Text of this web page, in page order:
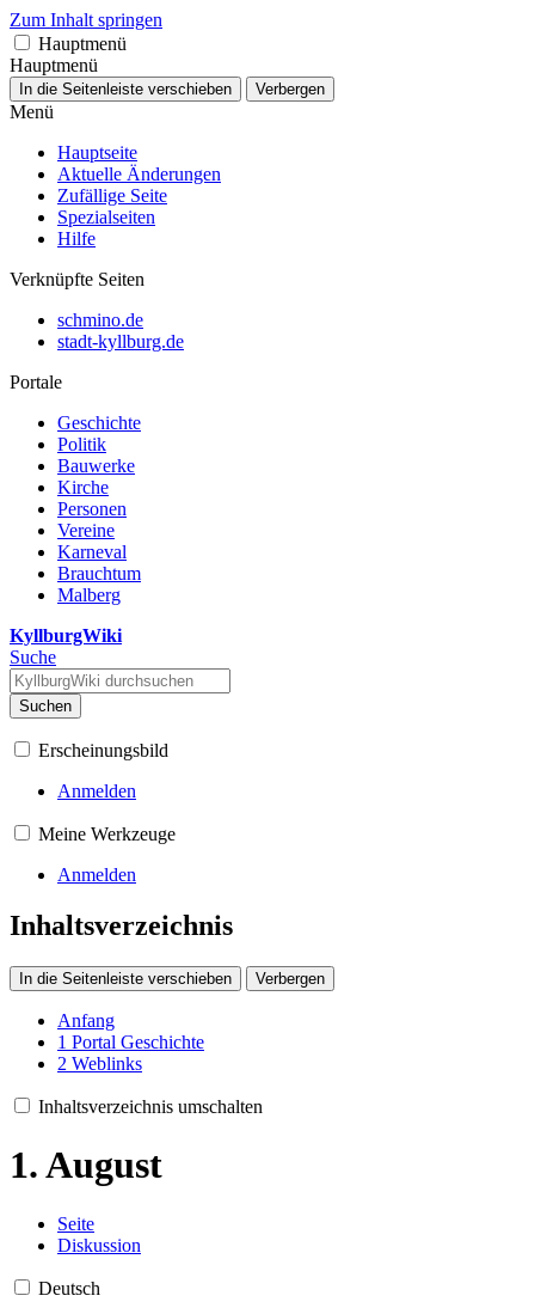
Zum Inhalt springen
Hauptmenü
Hauptmenü
In die Seitenleiste verschieben Verbergen
Menü
Hauptseite
Aktuelle Änderungen
Zufällige Seite
Spezialseiten
Hilfe
Verknüpfte Seiten
schmino.de
stadt-kyllburg.de
Portale
Geschichte
Politik
Bauwerke
Kirche
Personen
Vereine
Karneval
Brauchtum
Malberg
KyllburgWiki
Suche
Suchen
Erscheinungsbild
Anmelden
Meine Werkzeuge
Anmelden
Inhaltsverzeichnis
In die Seitenleiste verschieben Verbergen
Anfang
1 Portal Geschichte
2 Weblinks
Inhaltsverzeichnis umschalten
1. August
Seite
Diskussion
Deutsch